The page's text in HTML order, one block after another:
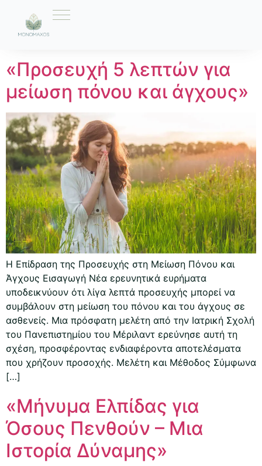
Ετικέτα:
«Προσευχή 5 λεπτών για
μείωση πόνου και άγχους»
Η Επίδραση της Προσευχής στη Μείωση Πόνου και
Άγχους Εισαγωγή Νέα ερευνητικά ευρήματα
υποδεικνύουν ότι λίγα λεπτά προσευχής μπορεί να
συμβάλουν στη μείωση του πόνου και του άγχους σε
ασθενείς. Μια πρόσφατη μελέτη από την Ιατρική Σχολή
του Πανεπιστημίου του Μέριλαντ ερεύνησε αυτή τη
σχέση, προσφέροντας ενδιαφέροντα αποτελέσματα
που χρήζουν προσοχής. Μελέτη και Μέθοδος Σύμφωνα
[…]
«Μήνυμα Ελπίδας για
Όσους Πενθούν – Μια
Ιστορία Δύναμης»